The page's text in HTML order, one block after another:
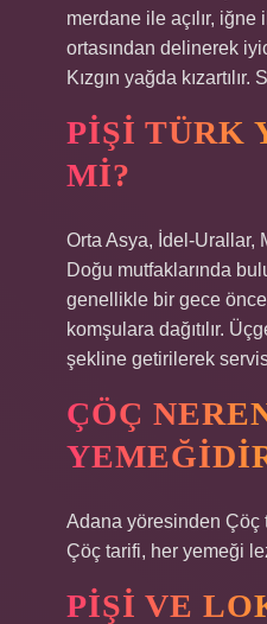
merdane ile açılır,
ortasından delinerek
Kızgın yağda kızartılır.
PIŞI TÜRK
MI?
Orta Asya, İdel-Urallar,
Doğu mutfaklarında
genellikle bir gece
komşulara dağıtılır.
şekline getirilerek
ÇÖÇ
Adana yöresinden Çöç
Çöç tarifi, her yemeği
PIŞI VE